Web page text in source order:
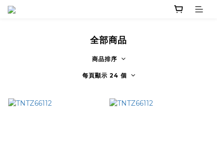
全部商品
商品排序
每頁顯示 24 個